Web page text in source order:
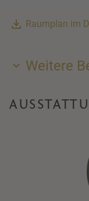
Raumplan im
Weitere